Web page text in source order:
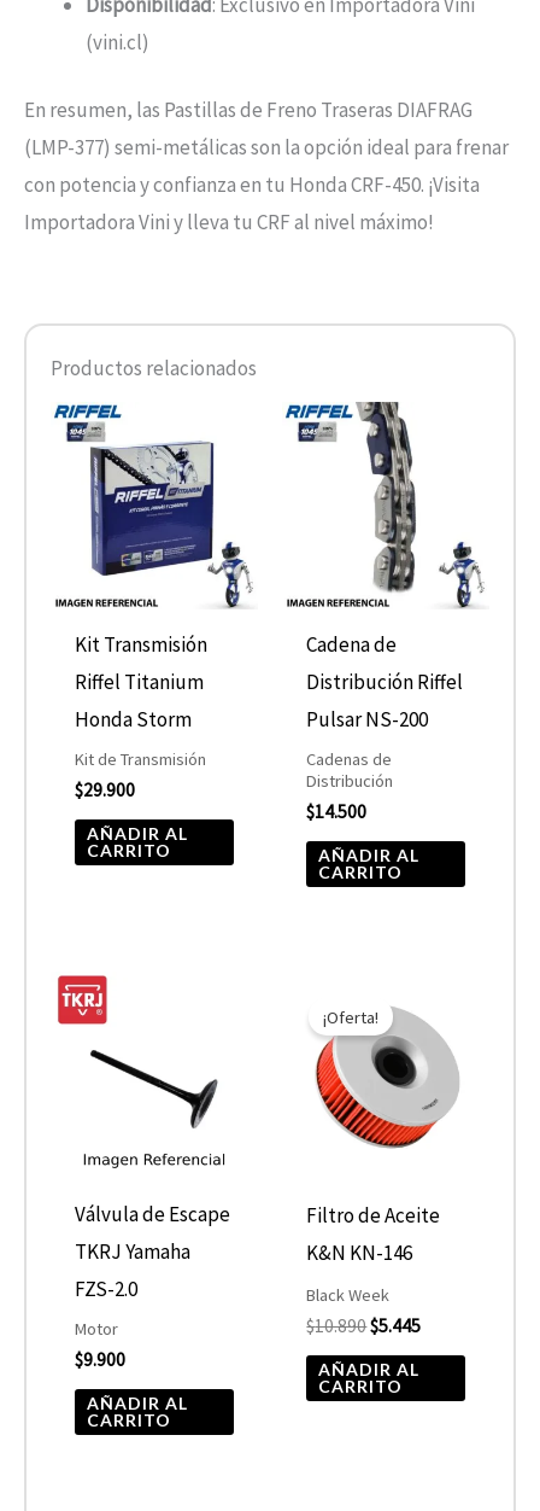
(vini.cl)
En resumen, las Pastillas de Freno Traseras DIAFRAG
(LMP-377) semi-metálicas son la opción ideal para frenar
con potencia y confianza en tu Honda CRF-450. ¡Visita
Importadora Vini y lleva tu CRF al nivel máximo!
Productos relacionados
Kit Transmisión
Riffel Titanium
Honda Storm
Kit de Transmisión
$29.900
AÑADIR AL
CARRITO
Cadena de
Distribución Riffel
Pulsar NS-200
Cadenas de
Distribución
$14.500
AÑADIR AL
CARRITO
Válvula de Escape
TKRJ Yamaha
FZS-2.0
Motor
$9.900
AÑADIR AL
CARRITO
¡Oferta!
Filtro de Aceite
K&N KN-146
Black Week
$10.890
precio
original
era:
$10.890.
$5.445
actual
es:
$5.445.
AÑADIR AL
CARRITO